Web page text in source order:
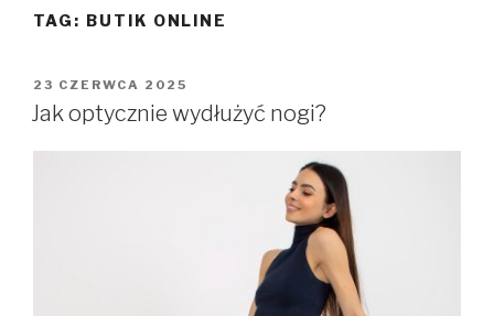
TAG: BUTIK ONLINE
OPUBLIKOWANE
W
23 CZERWCA 2025
Jak optycznie wydłużyć nogi?